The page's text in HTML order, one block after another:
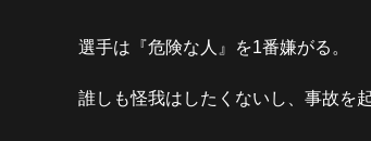
選手は『危険な人』を1番嫌がる。
誰しも怪我はしたくないし、事故を